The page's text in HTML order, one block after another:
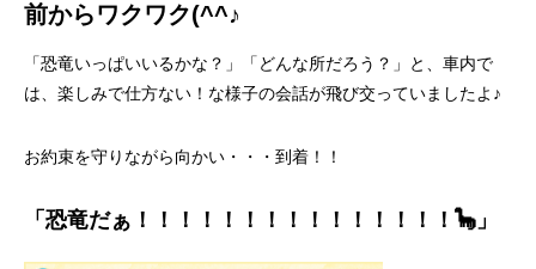
前からワクワク(^^♪
「恐竜いっぱいいるかな？」「どんな所だろう？」と、車内で
は、楽しみで仕方ない！な様子の会話が飛び交っていましたよ♪
お約束を守りながら向かい・・・到着！！
「恐竜だぁ！！！！！！！！！！！！！！！🦕」